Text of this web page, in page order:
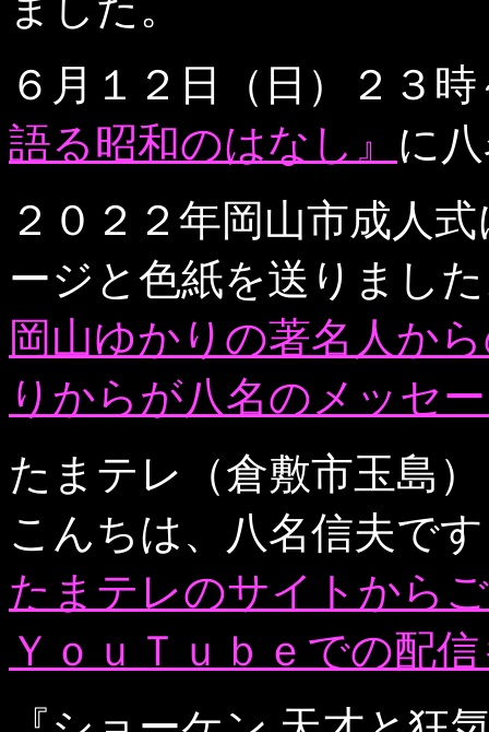
６月１２日（日）２３
語る昭和のはなし』 に
２０２２年岡山市成人
ージと色紙を送りまし
岡山ゆかりの著名人か
りからが八名のメッセ
たまテレ（倉敷市玉島
こんちは、八名信夫で
たまテレのサイトから
ＹｏｕＴｕｂｅでの配